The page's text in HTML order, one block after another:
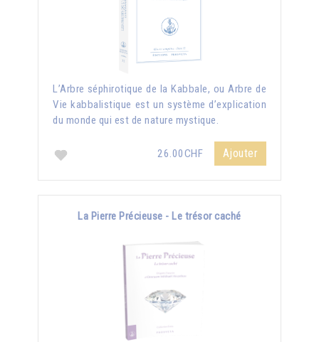
L’Arbre séphirotique de la Kabbale, ou Arbre de
Vie kabbalistique est un système d’explication
du monde qui est de nature mystique.
26.00CHF Ajouter
La Pierre Précieuse - Le trésor caché